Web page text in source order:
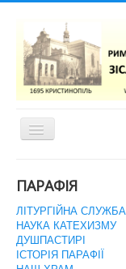
Перемикач
навігації
ПАРАФІЯ
ЛІТУРГІЙНА СЛУЖБА
НАУКА КАТЕХИЗМУ
ДУШПАСТИРІ
ІСТОРІЯ ПАРАФІЇ